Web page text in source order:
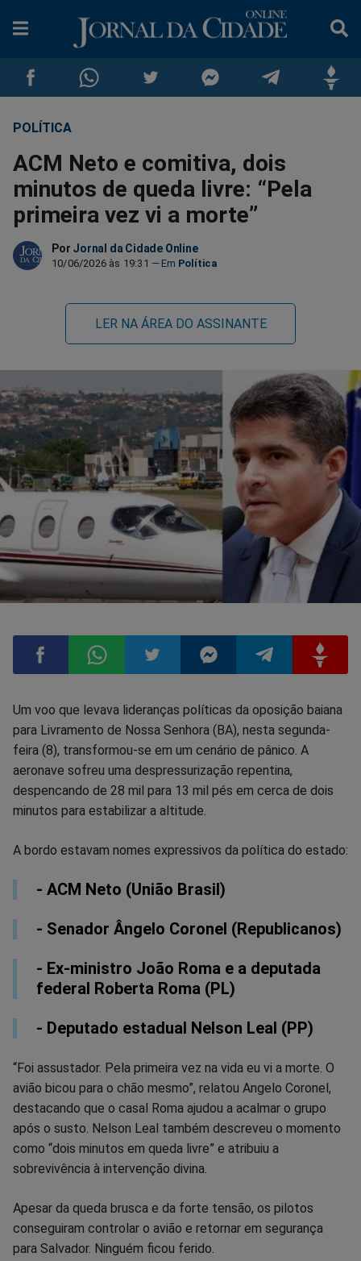
Compartilhar
no
Facebook
Compartilhar
no
Whatsapp
no
Twitter
no
Messenger
no
Telegram
POLÍTICA
ACM Neto e comitiva, dois
minutos de queda livre: “Pela
primeira vez vi a morte”
Por Jornal da Cidade Online
10/06/2026 às 19:31 Política
LER NA ÁREA DO ASSINANTE
Compartilhar
no
Facebook
Compartilhar
no
Whatsapp
Compartilhar
no
Twitter
Compartilhar
no
Messenger
Compartilhar
no
TelegramGettr
Um voo que levava lideranças políticas da oposição baiana
para Livramento de Nossa Senhora (BA), nesta segunda-
feira (8), transformou-se em um cenário de pânico. A
aeronave sofreu uma despressurização repentina,
despencando de 28 mil para 13 mil pés em cerca de dois
minutos para estabilizar a altitude.
A bordo estavam nomes expressivos da política do estado:
- ACM Neto (União Brasil)
- Senador Ângelo Coronel (Republicanos)
- Ex-ministro João Roma e a deputada
federal Roberta Roma (PL)
- Deputado estadual Nelson Leal (PP)
“Foi assustador. Pela primeira vez na vida eu vi a morte. O
avião bicou para o chão mesmo”, relatou Angelo Coronel,
destacando que o casal Roma ajudou a acalmar o grupo
após o susto. Nelson Leal também descreveu o momento
como “dois minutos em queda livre” e atribuiu a
sobrevivência à intervenção divina.
Apesar da queda brusca e da forte tensão, os pilotos
conseguiram controlar o avião e retornar em segurança
para Salvador. Ninguém ficou ferido.